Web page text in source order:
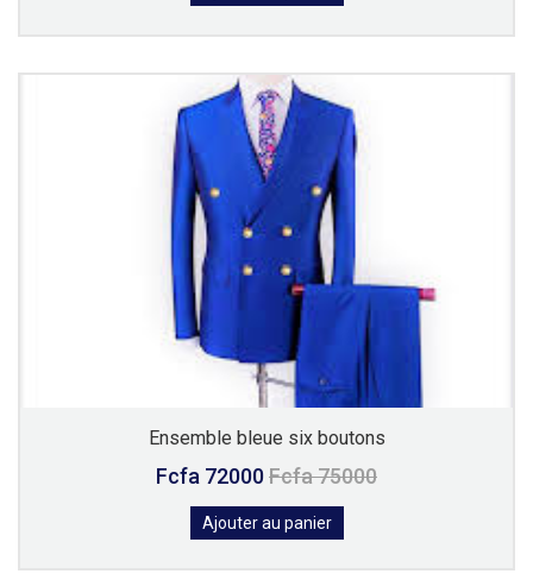
Ensemble bleue six boutons
Fcfa 72000Fcfa 75000
Ajouter au panier